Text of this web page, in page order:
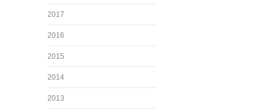
2017
2016
2015
2014
2013